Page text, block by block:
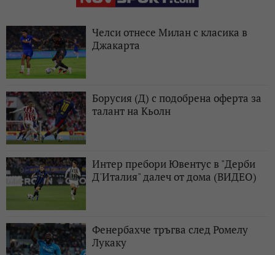
Челси отнесе Милан с класика в
Джакарта
Борусия (Д) с подобрена оферта за
талант на Кьолн
Интер пребори Ювентус в "Дерби
Д'Италия" далеч от дома (ВИДЕО)
Фенербахче тръгва след Ромелу
Лукаку